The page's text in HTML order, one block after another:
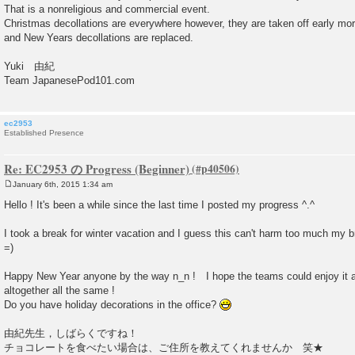
That is a nonreligious and commercial event.
Christmas decollations are everywhere however, they are taken off early
and New Years decollations are replaced.
Yuki 由紀
Team JapanesePod101.com
ec2953
Established Presence
Re: EC2953 の Progress (Beginner)
o
s
January 6th, 2015 1:34 am
Hello ! It's been a while since the last time I posted my progress ^.^
I took a break for winter vacation and I guess this can't harm too much my
=)
Happy New Year anyone by the way n_n ! I hope the teams could enjoy it
altogether all the same !
Do you have holiday decorations in the office?
由紀先生，しばらくですね！
チョコレートを食べたい場合は、ご住所を教えてくれませんか 笑★